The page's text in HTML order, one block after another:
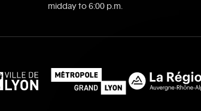
midday to 6:00 p.m.